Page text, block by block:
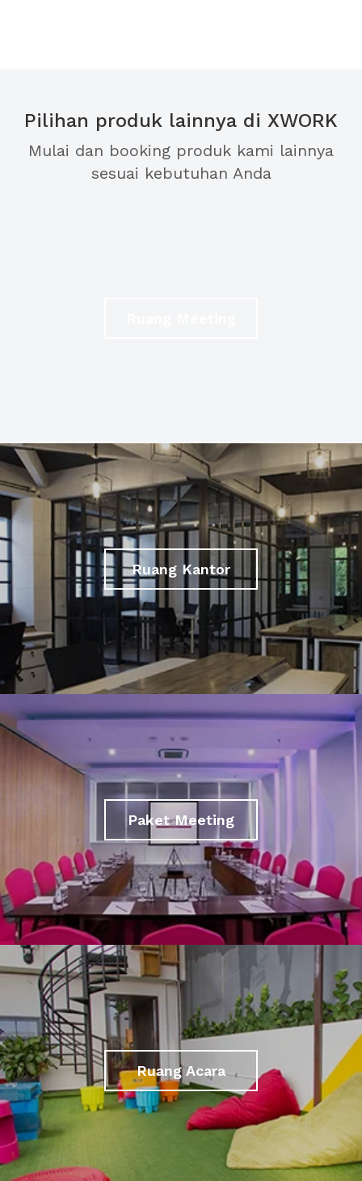
Pilihan produk lainnya di XWORK
Mulai dan booking produk kami lainnya
sesuai kebutuhan Anda
Ruang Kantor
Paket Meeting
Ruang Acara